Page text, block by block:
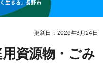
更新日：2026年3月24日
用資源物・ごみ